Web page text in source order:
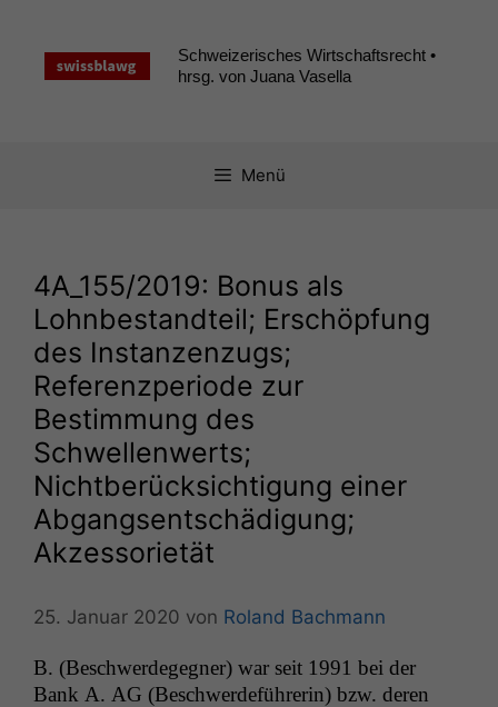
springen
Schweizerisches Wirtschaftsrecht •
hrsg. von Juana Vasella
Menü
4A_155/2019: Bonus als
Lohnbestandteil; Erschöpfung
des Instanzenzugs;
Referenzperiode zur
Bestimmung des
Schwellenwerts;
Nichtberücksichtigung einer
Abgangsentschädigung;
Akzessorietät
25. Januar 2020 von Roland Bachmann
B. (Beschw­erdegeg­n­er) war seit 1991 bei der
Bank A. AG (Beschw­erde­führerin) bzw. deren